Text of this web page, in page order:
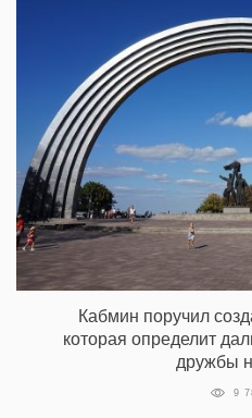
Кабмин поручил
которая определит
дружбы
9